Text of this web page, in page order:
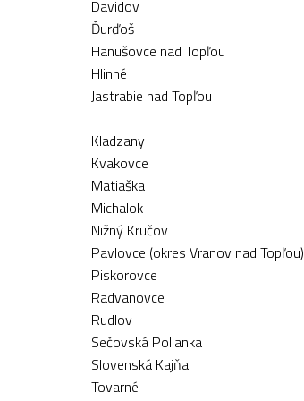
Davidov
Ďurďoš
Hanušovce nad Topľou
Hlinné
Jastrabie nad Topľou
Kladzany
Kvakovce
Matiaška
Michalok
Nižný Kručov
Pavlovce (okres Vranov nad Topľou)
Piskorovce
Radvanovce
Rudlov
Sečovská Polianka
Slovenská Kajňa
Tovarné